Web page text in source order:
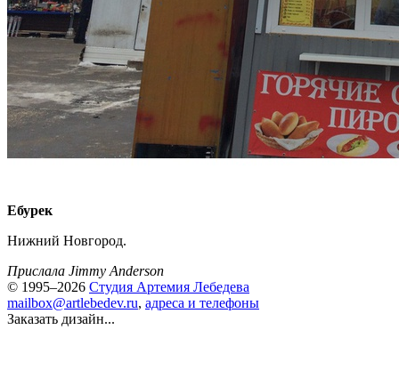
Ебурек
Нижний Новгород.
Прислала Jimmy Anderson
© 1995–2026 Студия Артемия Лебедева
mailbox@artlebedev.ru, адреса и телефоны
Заказать дизайн...